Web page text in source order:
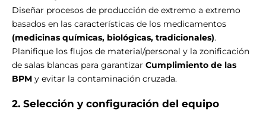
Diseñar procesos de producción de extremo a extremo
basados en las características de los medicamentos
(medicinas químicas, biológicas, tradicionales).
Planifique los flujos de material/personal y la zonificación
de salas blancas para garantizar Cumplimiento de las
BPM y evitar la contaminación cruzada.
2. Selección y configuración del equipo